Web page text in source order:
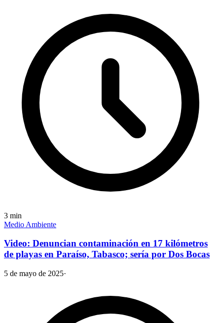
3 min
Medio Ambiente
Video: Denuncian contaminación en 17 kilómetros
de playas en Paraíso, Tabasco; sería por Dos Bocas
5 de mayo de 2025·